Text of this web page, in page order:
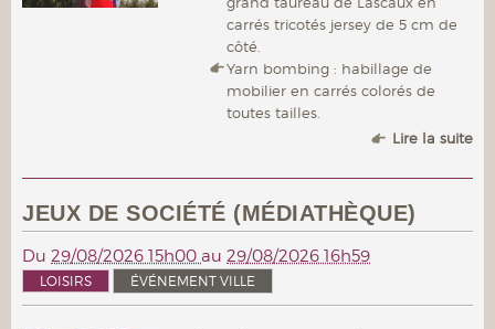
carrés tricotés jersey de 5 cm de
côté.
Yarn bombing : habillage de
mobilier en carrés colorés de
toutes tailles.
Lire la suite
JEUX DE SOCIÉTÉ (MÉDIATHÈQUE)
Du 29/08/2026 15h00 au 29/08/2026 16h59
LOISIRS ÉVÉNEMENT VILLE